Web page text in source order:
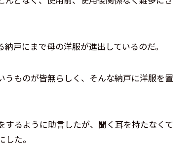
戸にまで母の洋服が進出しているのだ。
ものが皆無らしく、そんな納戸に洋服を置
るように助言したが、聞く耳を持たなくて
た。